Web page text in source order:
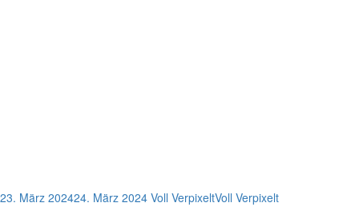
23. März 202424. März 2024 Voll VerpixeltVoll Verpixelt